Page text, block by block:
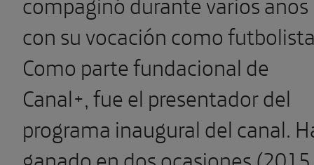
con su vocación como
Como parte fundacional de
Canal+, fue el presentador del
programa inaugural del canal.